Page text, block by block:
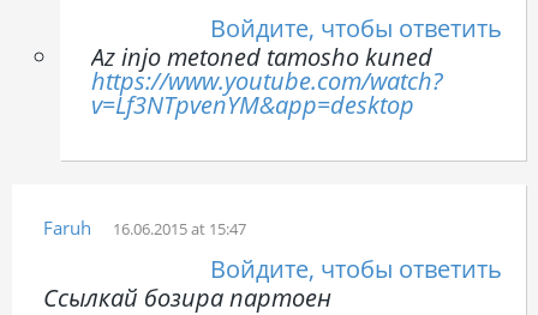
Войдите, чтобы ответить
Az injo metoned tamosho kuned
https://www.youtube.com/watch?
v=Lf3NTpvenYM&app=desktop
Faruh 16.06.2015 at 15:47
Войдите, чтобы ответить
Ссылкай бозира партоен